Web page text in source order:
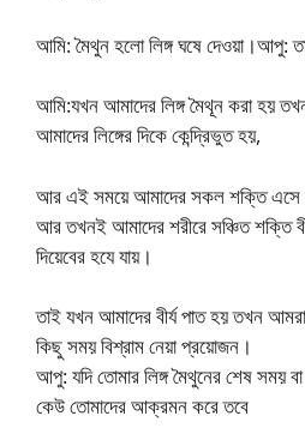
আমি: মৈথুন হলো লিঙ্গ ঘষে দেওয়া।আপু:
আমি:যখন আমাদের লিঙ্গ মৈথূন করা হয়
আমাদের লিঙ্গের দিকে কেন্দ্রিভুত হয়,
আর এই সময়ে আমাদের সকল শক্তি এসে
আর তখনই আমাদের শরীরে সঞ্চিত শক্তি
দিয়েবের হযে যায়।
তাই যখন আমাদের বীর্য পাত হয় তখন
কিছু সময় বিশ্রাম নেয়া প্রয়োজন।
আপু: যদি তোমার লিঙ্গ মৈথুনের শেষ সময়
কেউ তোমাদের আক্রমন করে তবে